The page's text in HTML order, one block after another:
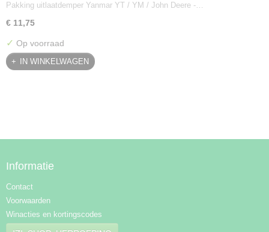
128300-13230
Pakking uitlaatdemper Yanmar YT / YM / John Deere -…
€ 11,75
✓ Op voorraad
IN WINKELWAGEN
Informatie
Contact
Voorwaarden
Winacties en kortingscodes